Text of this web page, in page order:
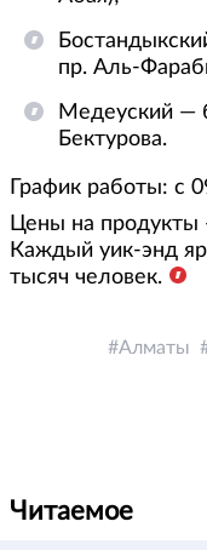
пр. Аль-
Медеуский —
Бектурова.
График работы: с
Цены на
Каждый уик-энд
тысяч человек.
Алматы
Читаемое